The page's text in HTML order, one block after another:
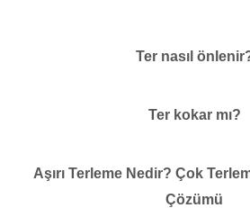
Ter nasıl
Ter kokar mı?
Aşırı Terleme Nedir? Çok
Çözümü